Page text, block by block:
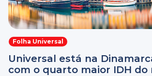
Folha Universal
Universal está na
com o quarto maior IDH do